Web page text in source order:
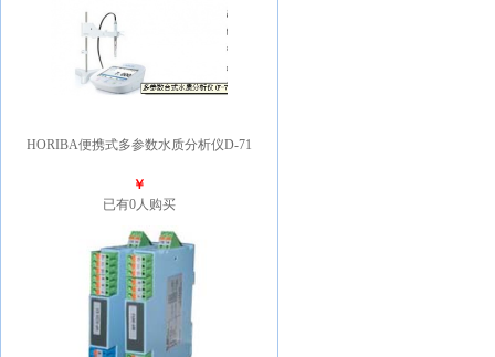
HORIBA便携式多参数水质分析仪D-71
￥
已有0人购买